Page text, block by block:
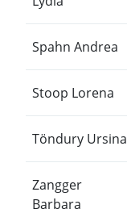
Spahn Andrea
Stoop Lorena
Töndury Ursina
Zangger
Barbara